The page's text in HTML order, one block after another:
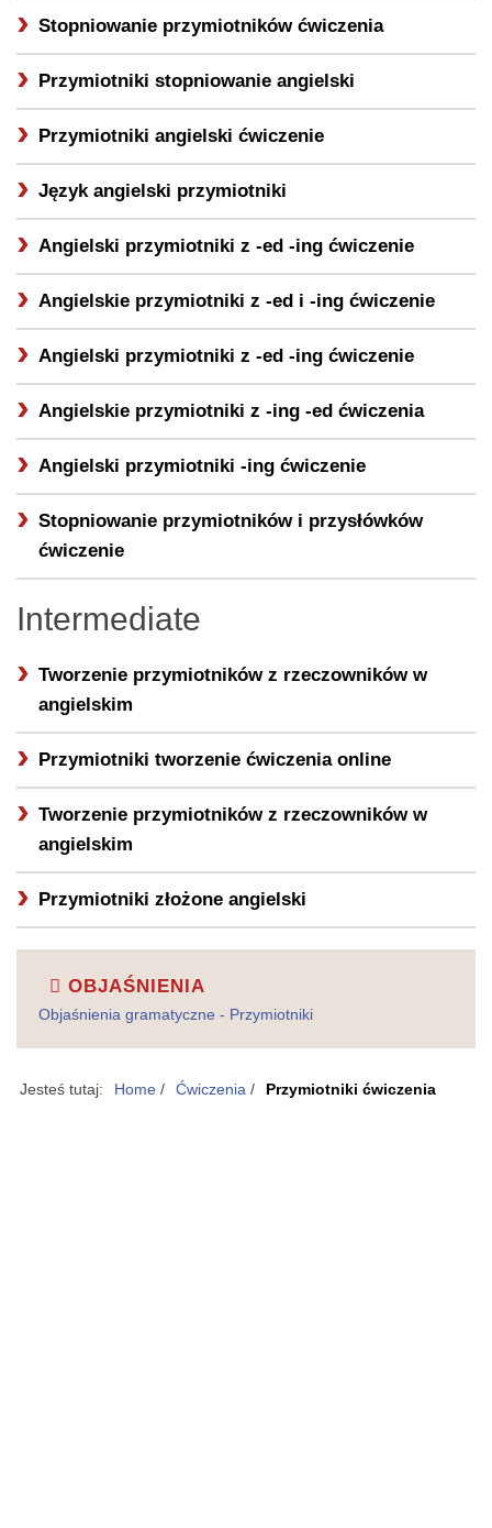
Stopniowanie przymiotników ćwiczenia
Przymiotniki stopniowanie angielski
Przymiotniki angielski ćwiczenie
Język angielski przymiotniki
Angielski przymiotniki z -ed -ing ćwiczenie
Angielskie przymiotniki z -ed i -ing ćwiczenie
Angielski przymiotniki z -ed -ing ćwiczenie
Angielskie przymiotniki z -ing -ed ćwiczenia
Angielski przymiotniki -ing ćwiczenie
Stopniowanie przymiotników i przysłówków
ćwiczenie
Intermediate
Tworzenie przymiotników z rzeczowników w
angielskim
Przymiotniki tworzenie ćwiczenia online
Tworzenie przymiotników z rzeczowników w
angielskim
Przymiotniki złożone angielski
OBJAŚNIENIA
Objaśnienia gramatyczne - Przymiotniki
Jesteś tutaj: Home / Ćwiczenia / Przymiotniki ćwiczenia